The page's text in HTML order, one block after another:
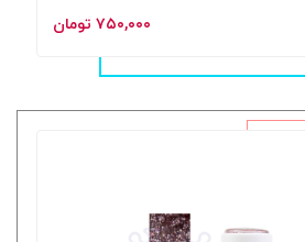
۷۵۰,۰۰۰ تومان